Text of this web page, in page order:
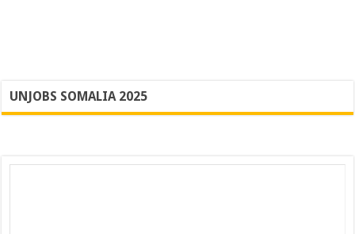
UNJOBS SOMALIA 2025